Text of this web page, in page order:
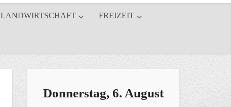
LANDWIRTSCHAFT FREIZEIT
Donnerstag, 6. August